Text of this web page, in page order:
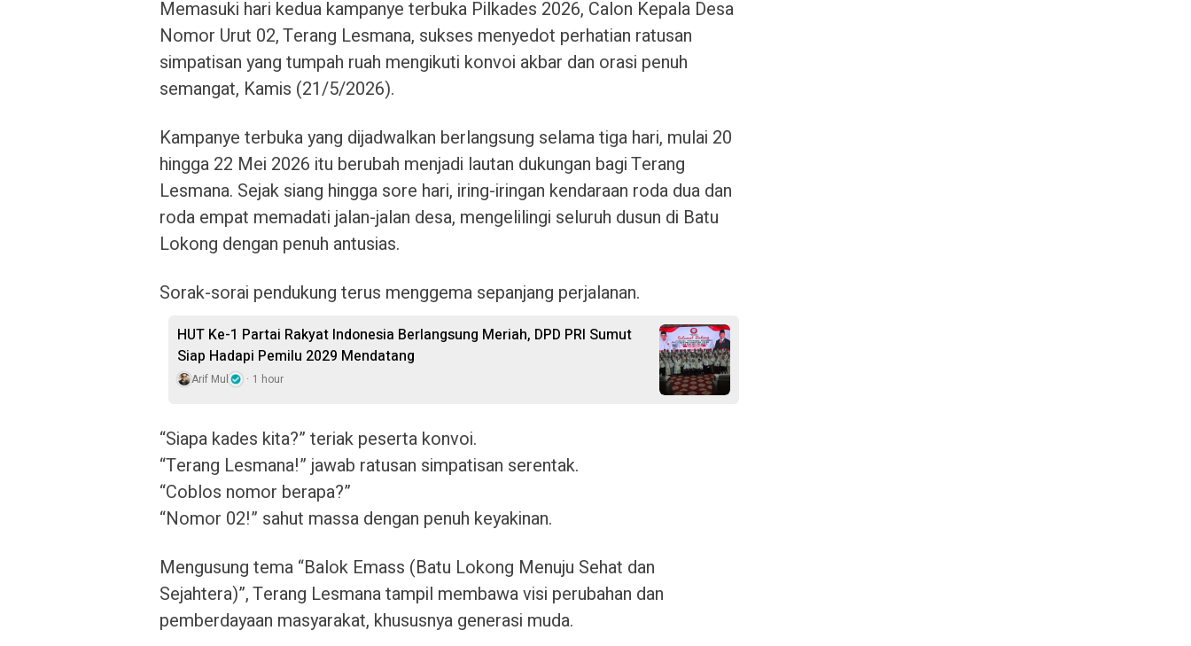
Memasuki hari kedua kampanye terbuka Pilkades 2026, Calon Kepala Desa
Nomor Urut 02, Terang Lesmana, sukses menyedot perhatian ratusan
simpatisan yang tumpah ruah mengikuti konvoi akbar dan orasi penuh
semangat, Kamis (21/5/2026).
Kampanye terbuka yang dijadwalkan berlangsung selama tiga hari, mulai 20
hingga 22 Mei 2026 itu berubah menjadi lautan dukungan bagi Terang
Lesmana. Sejak siang hingga sore hari, iring-iringan kendaraan roda dua dan
roda empat memadati jalan-jalan desa, mengelilingi seluruh dusun di Batu
Lokong dengan penuh antusias.
Sorak-sorai pendukung terus menggema sepanjang perjalanan.
HUT Ke-1 Partai Rakyat Indonesia Berlangsung Meriah, DPD PRI Sumut
Siap Hadapi Pemilu 2029 Mendatang
Arif Mul 1 hour
“Siapa kades kita?” teriak peserta konvoi.
“Terang Lesmana!” jawab ratusan simpatisan serentak.
“Coblos nomor berapa?”
“Nomor 02!” sahut massa dengan penuh keyakinan.
Mengusung tema “Balok Emass (Batu Lokong Menuju Sehat dan
Sejahtera)”, Terang Lesmana tampil membawa visi perubahan dan
pemberdayaan masyarakat, khususnya generasi muda.